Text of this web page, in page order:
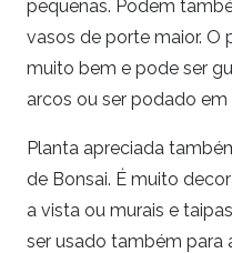
pequenas. Podem
vasos de porte maior. O
muito bem e pode ser
arcos ou ser podado
Planta apreciada
de Bonsai. É muito
a vista ou murais e
ser usado também para